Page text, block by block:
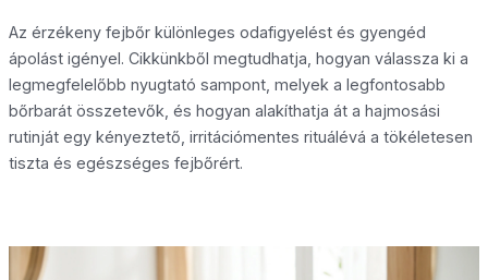
Az érzékeny fejbőr különleges odafigyelést és gyengéd
ápolást igényel. Cikkünkből megtudhatja, hogyan válassza ki a
legmegfelelőbb nyugtató sampont, melyek a legfontosabb
bőrbarát összetevők, és hogyan alakíthatja át a hajmosási
rutinját egy kényeztető, irritációmentes rituálévá a tökéletesen
tiszta és egészséges fejbőrért.